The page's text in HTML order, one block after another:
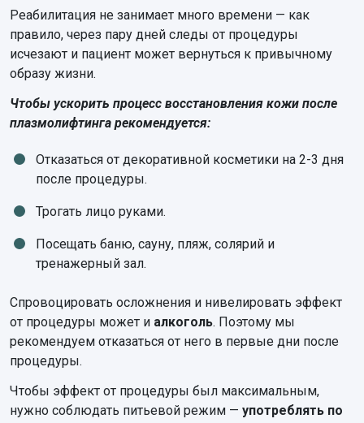
Реабилитация не занимает много времени — как
правило, через пару дней следы от процедуры
исчезают и пациент может вернуться к привычному
образу жизни.
Чтобы ускорить процесс восстановления кожи после
плазмолифтинга рекомендуется:
Отказаться от декоративной косметики на 2-3 дня
после процедуры.
Трогать лицо руками.
Посещать баню, сауну, пляж, солярий и
тренажерный зал.
Спровоцировать осложнения и нивелировать эффект
от процедуры может и алкоголь. Поэтому мы
рекомендуем отказаться от него в первые дни после
процедуры.
Чтобы эффект от процедуры был максимальным,
нужно соблюдать питьевой режим — употреблять по